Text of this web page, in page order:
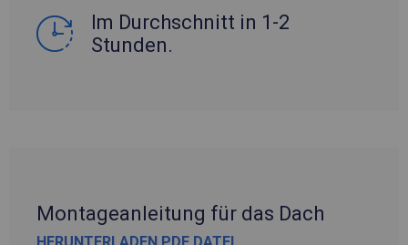
Im Durchschnitt in 1-2
Stunden.
Montageanleitung für das Dach